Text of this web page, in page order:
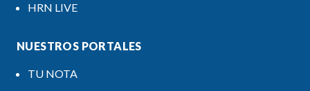
HRN LIVE
NUESTROS PORTALES
TU NOTA